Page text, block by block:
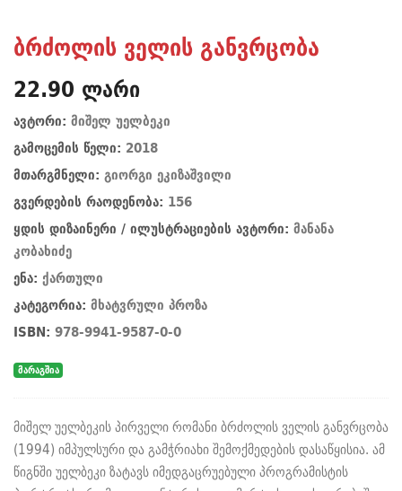
ბრძოლის ველის განვრცობა
22.90 ლარი
ავტორი: მიშელ უელბეკი
გამოცემის წელი: 2018
მთარგმნელი: გიორგი ეკიზაშვილი
გვერდების რაოდენობა: 156
ყდის დიზაინერი / ილუსტრაციების ავტორი: მანანა
კობახიძე
ენა: ქართული
კატეგორია: მხატვრული პროზა
ISBN: 978-9941-9587-0-0
მარაგშია
მიშელ უელბეკის პირველი რომანი ბრძოლის ველის განვრცობა
(1994) იმპულსური და გამჭრიახი შემოქმედების დასაწყისია. ამ
წიგნში უელბეკი ზატავს იმედგაცრუებული პროგრამისტის